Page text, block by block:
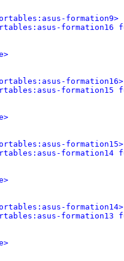
formation9>
formation16>
formation15>
formation14>